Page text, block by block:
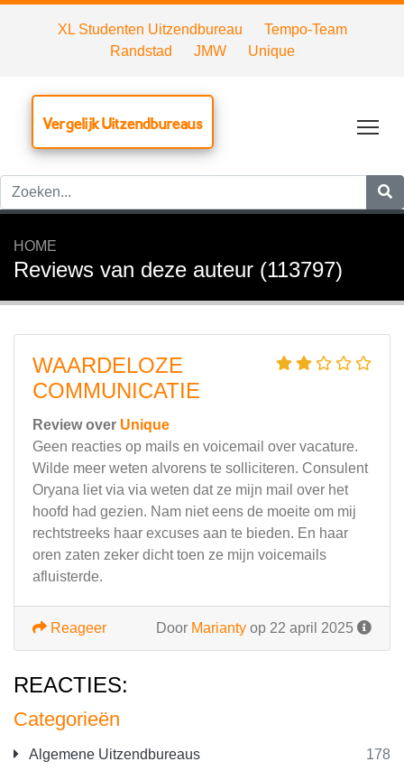
XL Studenten Uitzendbureau
Tempo-Team
Randstad
JMW Unique
Vergelijk Uitzendbureaus
HOME
Reviews van deze auteur (113797)
Categorieën
Algemene Uitzendbureaus 178
WAARDELOZE
COMMUNICATIE
Review over Unique
Geen reacties op mails en voicemail over vacature.
Wilde meer weten alvorens te solliciteren. Consulent
Oryana liet via via weten dat ze mijn mail over het
hoofd had gezien. Nam niet eens de moeite om mij
rechtstreeks haar excuses aan te bieden. En haar
oren zaten zeker dicht toen ze mijn voicemails
afluisterde.
Door Marianty op 22 april 2025
Reageer
REACTIES: